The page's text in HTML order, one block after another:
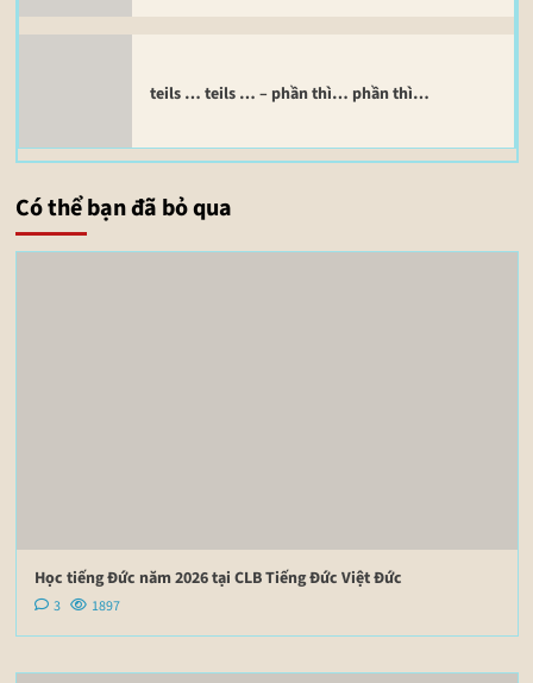
teils … teils … – phần thì… phần thì…
Có thể bạn đã bỏ qua
Học tiếng Đức năm 2026 tại CLB Tiếng Đức Việt Đức
3 1897